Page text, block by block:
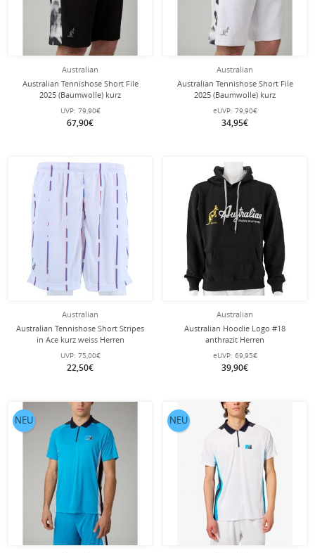
Australian
Australian Tennishose Short File
2025 (Baumwolle) kurz
schwarz/weiss Herren
UVP: 79,90€
67,90€
Australian
Australian Tennishose Short File
2025 (Baumwolle) kurz
weiss/schwarz Herren
eUVP: 79,90€
34,95€
Australian
Australian Tennishose Short Stripes
in Ace kurz weiss Herren
UVP: 75,00€
22,50€
Australian
Australian Hoodie Logo #18
anthrazit Herren
eUVP: 69,95€
39,90€
NEU NEU